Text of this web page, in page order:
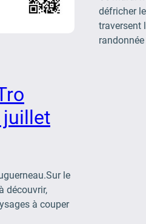
juillet
le
découvrir,
à couper
défricher
traversent